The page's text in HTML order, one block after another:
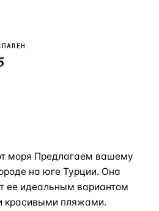
моря Предлагаем вашему
на юге Турции. Она
ее идеальным вариантом
красивыми пляжами.